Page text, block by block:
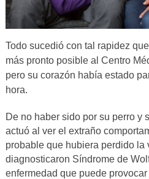
Todo sucedió con tal rapidez
más pronto posible al Centro
pero su corazón había estado
hora.
De no haber sido por su perro y
actuó al ver el extraño
probable que hubiera perdido la
diagnosticaron Síndrome de
enfermedad que puede